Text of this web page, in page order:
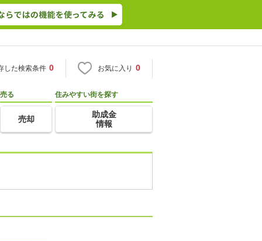
した検索条件 0 お気に入り 0
売る
売却
住みやすい街を探す
助成金
情報